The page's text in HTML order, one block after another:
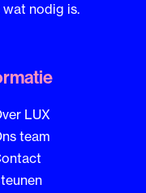
nodig is.
LUX
team